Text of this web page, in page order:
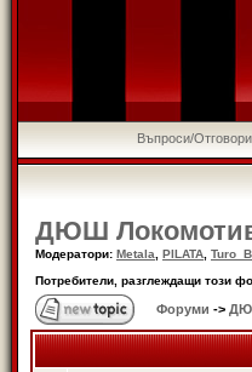
Въпроси/Отговори
ДЮШ
Модератори: Metala PILATA
Потребители, разглеждащи този
Форуми ->